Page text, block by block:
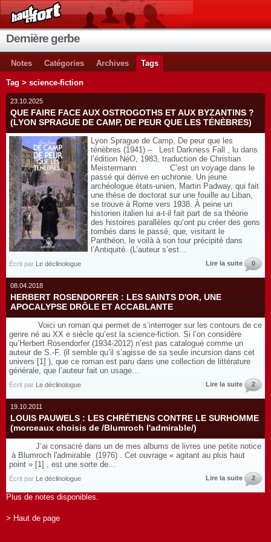
Dernière gerbe
Notes Catégories Archives Tags
Tag > science-fiction
23.10.2025
QUE FAIRE FACE AUX OSTROGOTHS ET AUX BYZANTINS ?
(LYON SPRAGUE DE CAMP, DE PEUR QUE LES TÉNÈBRES)
Lyon Sprague de Camp, De peur que les
ténèbres (1941) – Lest Darkness Fall , lu dans
l’édition NéO, 1983, traduction de Christian
Meistermann C’est un voyage dans le
passé qui dérive en uchronie. Un jeune
archéologue états-unien, Martin Padway, qui fait
une thèse de doctorat sur une fouille au Liban,
se trouve à Rome vers 1938. À peine un
historien italien lui a-t-il fait part de sa théorie
des histoires parallèles qu’ont pu créer des gens
tombés dans le passé, que, visitant le
Panthéon, le voilà à son tour précipité dans
l’Antiquité. (L’auteur s’est...
Écrit par Le déclinologue Lire la suite 0
08.04.2018
HERBERT ROSENDORFER : LES SAINTS D'OR, UNE
APOCALYPSE DRÔLE ET ACCABLANTE
Voici un roman qui permet de s’interroger sur les contours de ce
genre né au XX e siècle qu’est la science-fiction. Si l’on considère
qu’Herbert Rosendorfer (1934-2012) n’est pas catalogué comme un
auteur de S.-F. (il semble qu’il s’agisse de sa seule incursion dans cet
univers [1] ), que ce roman est paru dans une collection de littérature
générale, que l’auteur fait un usage...
Écrit par Le déclinologue Lire la suite 2
19.10.2011
LOUIS PAUWELS : LES CHRÉTIENS CONTRE LE SURHOMME
(morceaux choisis de /Blumroch l'admirable/)
J’ai consacré dans un de mes albums de livres une petite notice
à Blumroch l'admirable (1976) . Cet ouvrage « agitant au plus haut
point » [1] , est une sorte de...
Écrit par Le déclinologue Lire la suite 2
Plus de notes disponibles.
> Haut de page